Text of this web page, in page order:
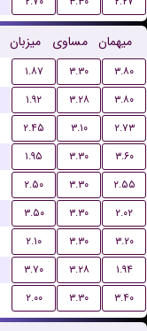
میزبان مساوی میهمان
۱.۸۷ ۳.۳۰
۳.۸۰
۱.۹۲ ۳.۲۸
۳.۸۰
۲.۴۵ ۳.۱۰
۲.۷۳
۱.۹۵ ۳.۳۰
۳.۶۰
۲.۵۰ ۳.۳۰
۲.۵۵
۳.۵۰ ۳.۳۰
۲.۰۲
۲.۱۰ ۳.۳۰
۳.۲۰
۳.۷۰ ۳.۲۸
۱.۹۴
۲.۰۰ ۳.۳۰ ۳.۴۰